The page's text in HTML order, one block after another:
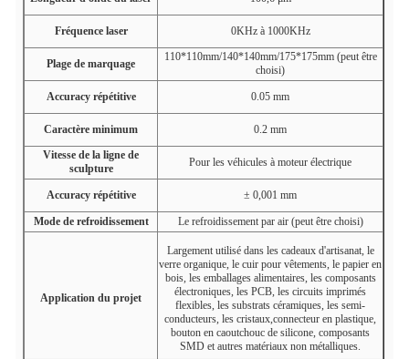
Fréquence laser 0KHz à 1000KHz
Plage de marquage
110*110mm/140*140mm/175*175mm (peut être
choisi)
Accuracy répétitive 0.05 mm
Caractère minimum
0.2 mm
Vitesse de la ligne de
sculpture
Pour les véhicules à moteur électrique
Accuracy répétitive ± 0,001 mm
Mode de refroidissement Le refroidissement par air (peut être choisi)
Application du projet
Largement utilisé dans les cadeaux d'artisanat, le
verre organique, le cuir pour vêtements, le papier en
bois, les emballages alimentaires, les composants
électroniques, les PCB, les circuits imprimés
flexibles, les substrats céramiques, les semi-
conducteurs, les cristaux,connecteur en plastique,
bouton en caoutchouc de silicone, composants
SMD et autres matériaux non métalliques.